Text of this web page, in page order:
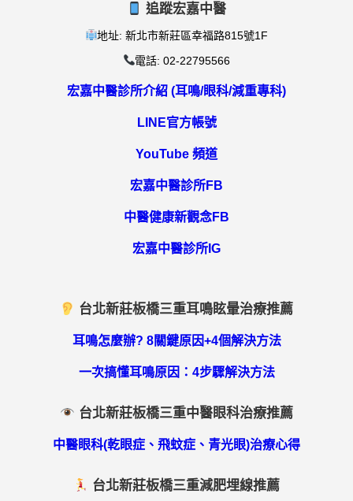
追蹤宏嘉中醫
地址: 新北市新莊區幸福路815號1F
電話: 02-22795566
宏嘉中醫診所介紹 (耳鳴/眼科/減重專科)
LINE官方帳號
YouTube 頻道
宏嘉中醫診所FB
中醫健康新觀念FB
宏嘉中醫診所IG
台北新莊板橋三重耳鳴眩暈治療推薦
耳鳴怎麼辦? 8關鍵原因+4個解決方法
一次搞懂耳鳴原因：4步驟解決方法
台北新莊板橋三重中醫眼科治療推薦
中醫眼科(乾眼症、飛蚊症、青光眼)治療心得
台北新莊板橋三重減肥埋線推薦